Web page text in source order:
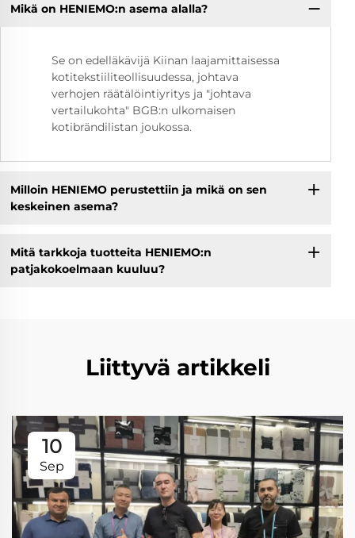
Mikä on HENIEMO:n asema alalla?
Se on edelläkävijä Kiinan laajamittaisessa
kotitekstiiliteollisuudessa, johtava
verhojen räätälöintiyritys ja "johtava
vertailukohta" BGB:n ulkomaisen
kotibrändilistan joukossa.
Milloin HENIEMO perustettiin ja mikä on sen
keskeinen asema?
Mitä tarkkoja tuotteita HENIEMO:n
patjakokoelmaan kuuluu?
Liittyvä artikkeli
10
Sep